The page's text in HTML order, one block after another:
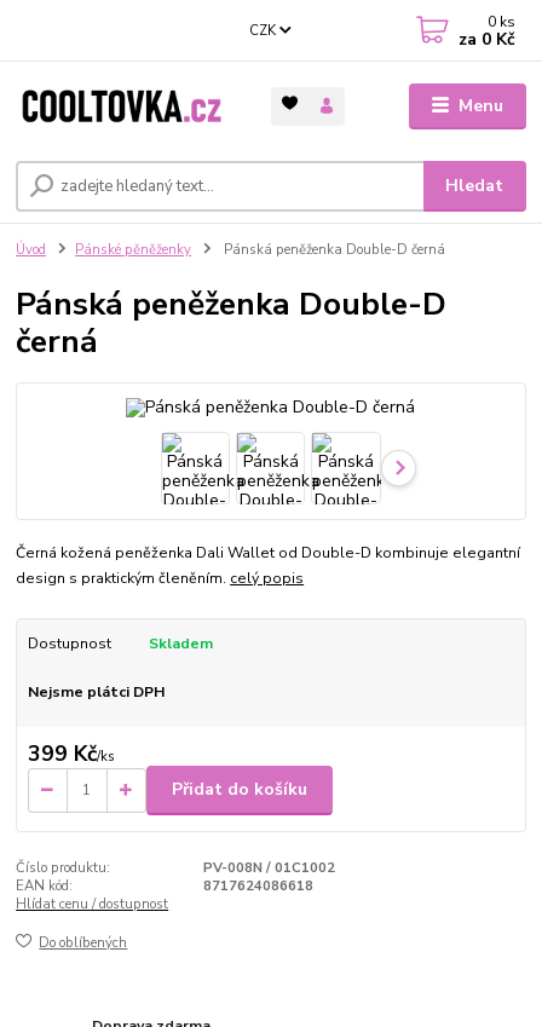
Menu
CZK
Hledat
0 ks
za 0 Kč
Úvod Pánské pěněženky Pánská peněženka Double-D černá
Pánská peněženka Double-D
černá
Černá kožená peněženka Dali Wallet od Double-D kombinuje elegantní
design s praktickým členěním. celý popis
Dostupnost Skladem
Nejsme plátci DPH
399 Kč/ks
Přidat do košíku
Číslo produktu:
PV-008N / 01C1002
EAN kód:
8717624086618
Hlídat cenu / dostupnost
Do oblíbených